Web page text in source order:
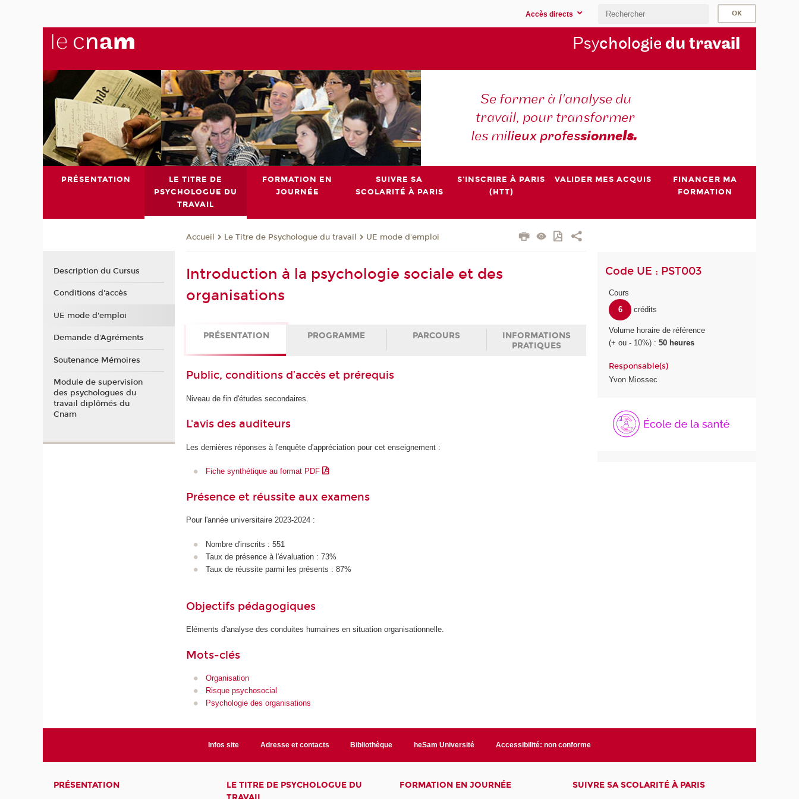
Accès directs
Psychologie du travail
Se former à l'analyse du
travail, pour transformer
les milieux professionnels.
PRÉSENTATION
LE TITRE DE
PSYCHOLOGUE DU
TRAVAIL
FORMATION EN
JOURNÉE
SUIVRE SA
SCOLARITÉ À PARIS
S'INSCRIRE À PARIS
(HTT)
VALIDER MES ACQUIS
FINANCER MA
FORMATION
Accueil Le Titre de Psychologue du travail UE mode d'emploi
Introduction à la psychologie sociale et des
organisations
PRÉSENTATION PROGRAMME PARCOURS
INFORMATIONS
PRATIQUES
Public, conditions d’accès et prérequis
Niveau de fin d'études secondaires.
L'avis des auditeurs
Les dernières réponses à l'enquête d'appréciation pour cet enseignement :
Fiche synthétique au format PDF
Présence et réussite aux examens
Pour l'année universitaire 2023-2024 :
Nombre d'inscrits : 551
Taux de présence à l'évaluation : 73%
Taux de réussite parmi les présents : 87%
Objectifs pédagogiques
Eléments d'analyse des conduites humaines en situation organisationnelle.
Mots-clés
Organisation
Risque psychosocial
Psychologie des organisations
Code UE : PST003
Cours
6
crédits
Volume horaire de référence
(+ ou - 10%) :50 heures
Responsable(s)
Yvon Miossec
Description du Cursus
Conditions d'accès
UE mode d'emploi
Demande d'Agréments
Soutenance Mémoires
Module de supervision
des psychologues du
travail diplômés du
Cnam
Infos site Adresse et contacts Bibliothèque heSam Université Accessibilité: non conforme
PRÉSENTATION
LE TITRE DE PSYCHOLOGUE DU
FORMATION EN JOURNÉE SUIVRE SA SCOLARITÉ À PARIS